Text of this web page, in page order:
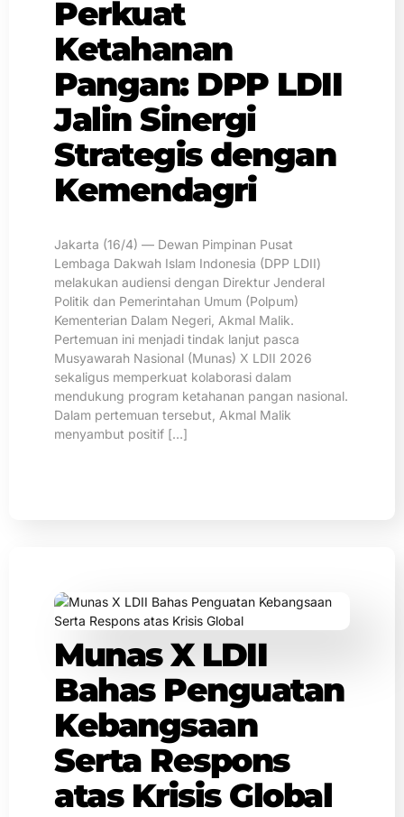
Perkuat
Ketahanan
Pangan: DPP LDII
Jalin Sinergi
Strategis dengan
Kemendagri
Jakarta (16/4) — Dewan Pimpinan Pusat
Lembaga Dakwah Islam Indonesia (DPP LDII)
melakukan audiensi dengan Direktur Jenderal
Politik dan Pemerintahan Umum (Polpum)
Kementerian Dalam Negeri, Akmal Malik.
Pertemuan ini menjadi tindak lanjut pasca
Musyawarah Nasional (Munas) X LDII 2026
sekaligus memperkuat kolaborasi dalam
mendukung program ketahanan pangan nasional.
Dalam pertemuan tersebut, Akmal Malik
menyambut positif […]
Munas X LDII
Bahas Penguatan
Kebangsaan
Serta Respons
atas Krisis Global